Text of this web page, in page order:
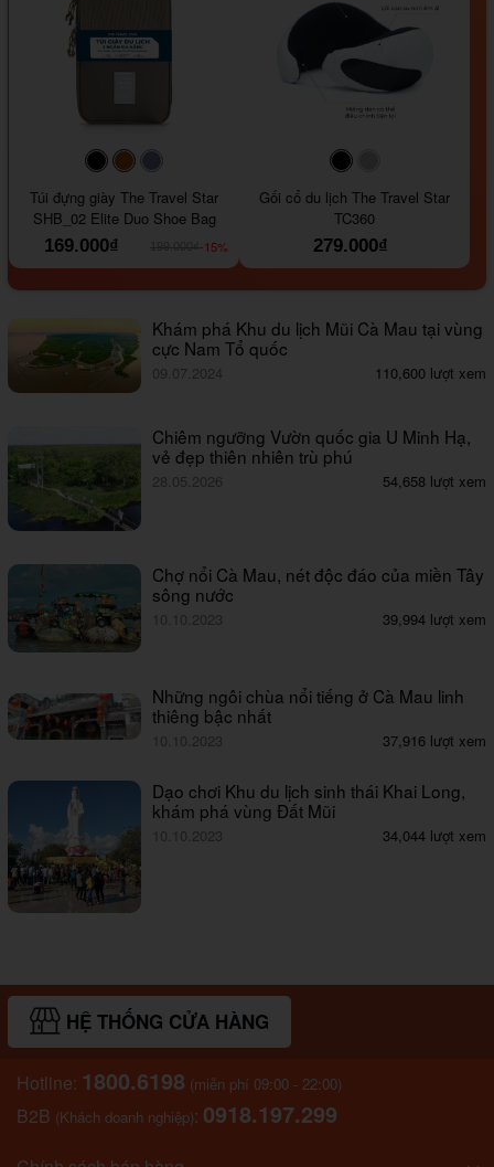
#000000#964B00
Túi đựng giày The Travel Star
SHB_02 Elite Duo Shoe Bag
169.000₫
-15%
#000000
Gối cổ du lịch The Travel Star
TC360
279.000₫
Khám phá Khu du lịch Mũi Cà Mau tại vùng
cực Nam Tổ quốc
09.07.2024 110,600 lượt xem
Chiêm ngưỡng Vườn quốc gia U Minh Hạ,
vẻ đẹp thiên nhiên trù phú
28.05.2026 54,658 lượt xem
Chợ nổi Cà Mau, nét độc đáo của miền Tây
sông nước
39,994 lượt xem
Những ngôi chùa nổi tiếng ở Cà Mau linh
thiêng bậc nhất
10.10.2023 37,916 lượt xem
Dạo chơi Khu du lịch sinh thái Khai Long,
khám phá vùng Đất Mũi
10.10.2023 34,044 lượt xem
HỆ THỐNG CỬA HÀNG
Hotline: 1800.6198 (miễn phí 09:00 - 22:00)
B2B (Khách doanh nghiệp): 0918.197.299